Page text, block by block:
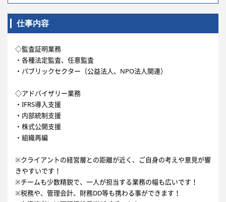
仕事内容
◇監査証明業務
・各種法定監査、任意監査
・パブリックセクター（公益法人、NPO法人関連）
◇アドバイザリー業務
・IFRS導入支援
・内部統制支援
・株式公開支援
・組織再編
※クライアントの経営層との距離が近く、ご自身の考えや意見が響
きやすいです！
※チームも少数精鋭で、一人が担当する業務の幅も広いです！
※税務や、管理会計、財務DD等も携わる事ができます！